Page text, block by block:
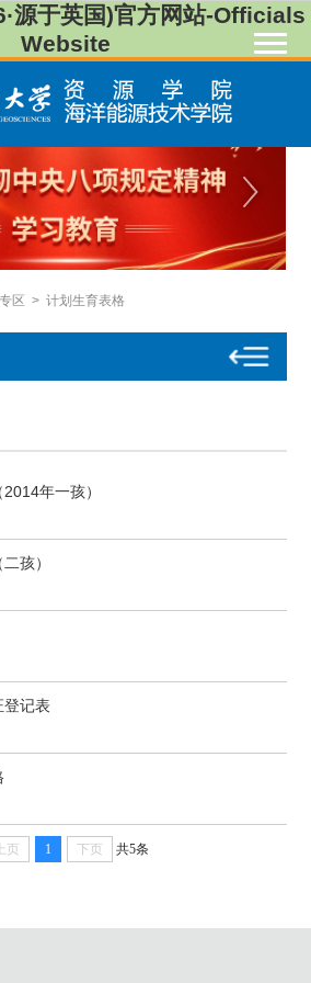
源于英国)官方网站-Officials
Website
区 > 计划生育表格
年一孩）
孩）
登记表
上页 1 下页 共5条